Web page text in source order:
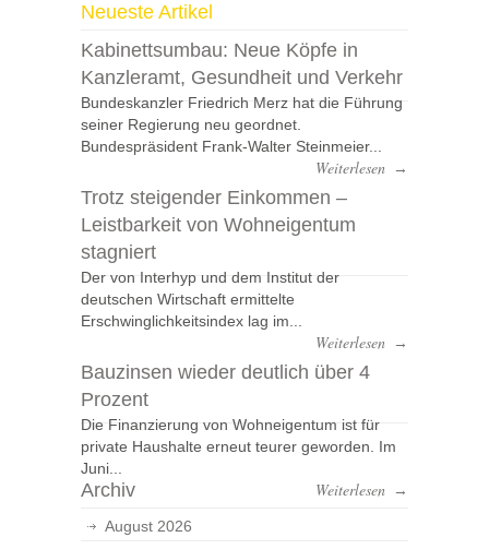
Neueste Artikel
Kabinettsumbau: Neue Köpfe in
Kanzleramt, Gesundheit und Verkehr
Bundeskanzler Friedrich Merz hat die Führung
seiner Regierung neu geordnet.
Bundespräsident Frank-Walter Steinmeier...
Weiterlesen →
Trotz steigender Einkommen –
Leistbarkeit von Wohneigentum
stagniert
Der von Interhyp und dem Institut der
deutschen Wirtschaft ermittelte
Erschwinglichkeitsindex lag im...
Weiterlesen →
Bauzinsen wieder deutlich über 4
Prozent
Die Finanzierung von Wohneigentum ist für
private Haushalte erneut teurer geworden. Im
Juni...
Weiterlesen →
Archiv
August 2026